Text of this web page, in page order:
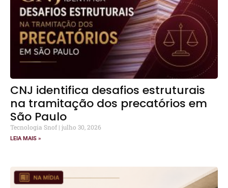
CNJ identifica desafios estruturais
na tramitação dos precatórios em
São Paulo
Tecnologia Snof julho 30, 2026
LEIA MAIS »